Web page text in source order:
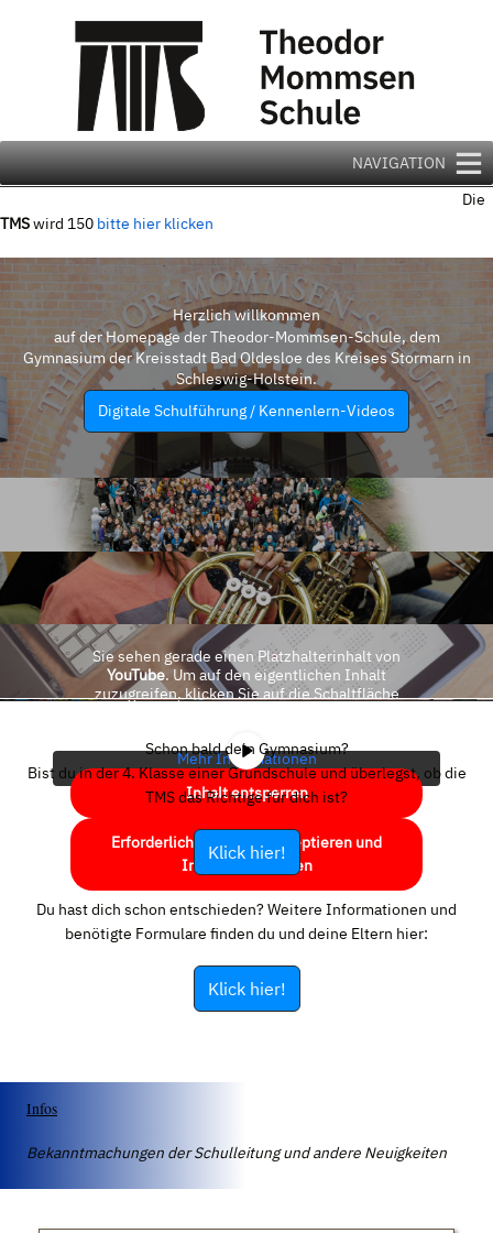
NAVIGATION
Die
TMSwird 150 bitte hier klicken
Herzlich willkommen
auf der Homepage der Theodor-Mommsen-Schule, dem
Gymnasium der Kreisstadt Bad Oldesloe des Kreises Stormarn in
Schleswig-Holstein.
Digitale Schulführung / Kennenlern-Videos
Sie sehen gerade einen Platzhalterinhalt von
YouTube. Um auf den eigentlichen Inhalt
zuzugreifen, klicken Sie auf die Schaltfläche
Mehr Informationen
Inhalt entsperren
Erforderlichen Service akzeptieren und
Inhalte entsperren
Schon bald dein Gymnasium?
Bist du in der 4. Klasse einer Grundschule und überlegst, ob die
TMS das Richtige für dich ist?
Klick hier!
Du hast dich schon entschieden? Weitere Informationen und
benötigte Formulare finden du und deine Eltern hier:
Klick hier!
Infos
Bekanntmachungen der Schulleitung und andere Neuigkeiten